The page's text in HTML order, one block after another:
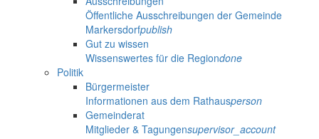
Öffentliche Ausschreibungen der Gemeinde
Markersdorfpublish
Gut zu wissen
Wissenswertes für die Regiondone
Politik
Bürgermeister
Informationen aus dem Rathausperson
Gemeinderat
Mitglieder & Tagungensupervisor_account